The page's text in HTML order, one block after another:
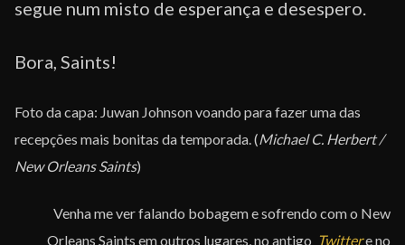
segue num misto de esperança e desespero.
Bora, Saints!
Foto da capa: Juwan Johnson voando para fazer uma das
recepções mais bonitas da temporada. (Michael C. Herbert /
New Orleans Saints)
Venha me ver falando bobagem e sofrendo com o New
Orleans Saints em outros lugares, no antigo Twittere no